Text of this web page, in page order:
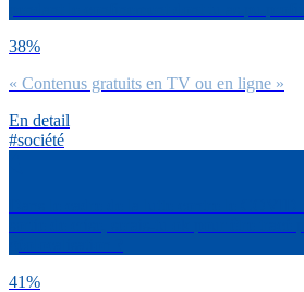
38%
« Contenus gratuits en TV ou en ligne »
En detail
#société
41%